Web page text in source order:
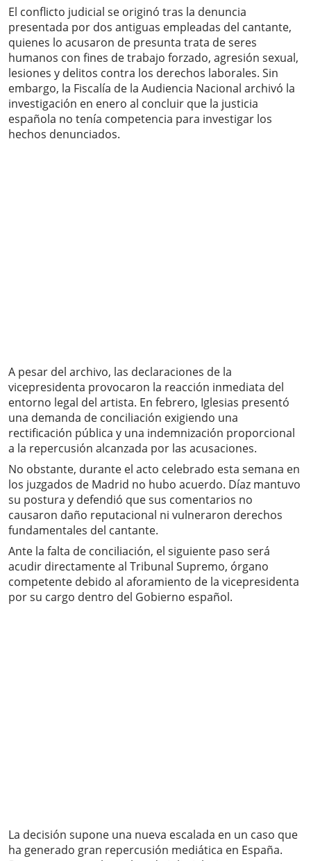
El conflicto judicial se originó tras la denuncia
presentada por dos antiguas empleadas del cantante,
quienes lo acusaron de presunta trata de seres
humanos con fines de trabajo forzado, agresión sexual,
lesiones y delitos contra los derechos laborales. Sin
embargo, la Fiscalía de la Audiencia Nacional archivó la
investigación en enero al concluir que la justicia
española no tenía competencia para investigar los
hechos denunciados.
A pesar del archivo, las declaraciones de la
vicepresidenta provocaron la reacción inmediata del
entorno legal del artista. En febrero, Iglesias presentó
una demanda de conciliación exigiendo una
rectificación pública y una indemnización proporcional
a la repercusión alcanzada por las acusaciones.
No obstante, durante el acto celebrado esta semana en
los juzgados de Madrid no hubo acuerdo. Díaz mantuvo
su postura y defendió que sus comentarios no
causaron daño reputacional ni vulneraron derechos
fundamentales del cantante.
Ante la falta de conciliación, el siguiente paso será
acudir directamente al Tribunal Supremo, órgano
competente debido al aforamiento de la vicepresidenta
por su cargo dentro del Gobierno español.
La decisión supone una nueva escalada en un caso que
ha generado gran repercusión mediática en España.